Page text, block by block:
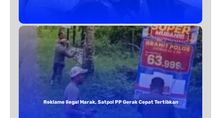
Reklame Ilegal Marak, Satpol PP Gerak Cepat Tertibkan